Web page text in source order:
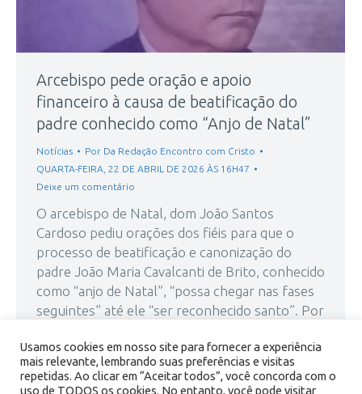
Arcebispo pede oração e apoio
financeiro à causa de beatificação do
padre conhecido como “Anjo de Natal”
Notícias Por Da Redação Encontro com Cristo
QUARTA-FEIRA, 22 DE ABRIL DE 2026 ÀS 16H47
Deixe um comentário
O arcebispo de Natal, dom João Santos
Cardoso pediu orações dos fiéis para que o
processo de beatificação e canonização do
padre João Maria Cavalcanti de Brito, conhecido
como “anjo de Natal”, “possa chegar nas fases
seguintes” até ele “ser reconhecido santo”. Por
financeira dos diocesanos para o…
Usamos cookies em nosso site para fornecer a experiência
mais relevante, lembrando suas preferências e visitas
repetidas. Ao clicar em “Aceitar todos”, você concorda com o
uso de TODOS os cookies. No entanto, você pode visitar